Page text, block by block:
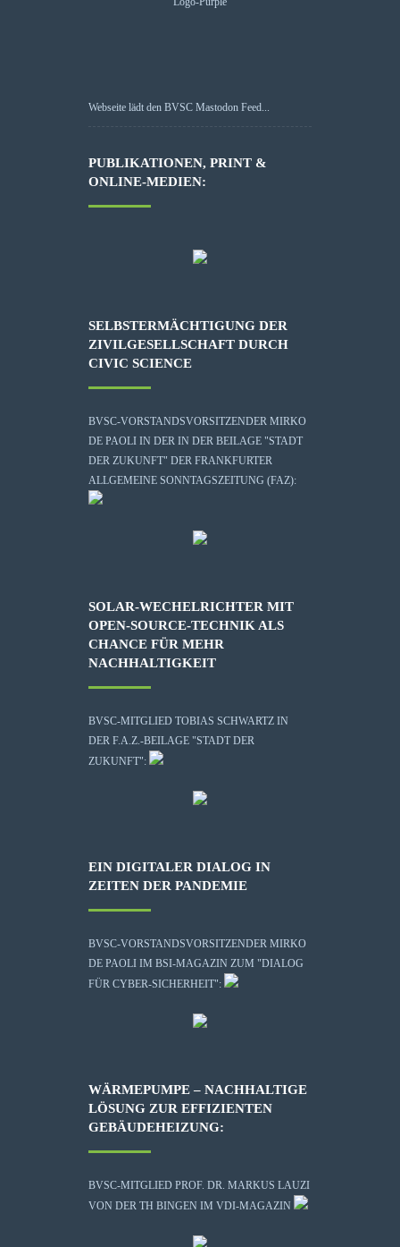
Webseite lädt den BVSC Mastodon Feed...
PUBLIKATIONEN, PRINT &
ONLINE-MEDIEN:
SELBSTERMÄCHTIGUNG DER
ZIVILGESELLSCHAFT DURCH
CIVIC SCIENCE
BVSC-VORSTANDSVORSITZENDER MIRKO
DE PAOLI IN DER IN DER BEILAGE "STADT
DER ZUKUNFT" DER FRANKFURTER
ALLGEMEINE SONNTAGSZEITUNG (FAZ):
SOLAR-WECHELRICHTER MIT
OPEN-SOURCE-TECHNIK ALS
CHANCE FÜR MEHR
NACHHALTIGKEIT
BVSC-MITGLIED TOBIAS SCHWARTZ IN
DER F.A.Z.-BEILAGE "STADT DER
ZUKUNFT":
EIN DIGITALER DIALOG IN
ZEITEN DER PANDEMIE
BVSC-VORSTANDSVORSITZENDER MIRKO
DE PAOLI IM BSI-MAGAZIN ZUM "DIALOG
FÜR CYBER-SICHERHEIT":
WÄRMEPUMPE – NACHHALTIGE
LÖSUNG ZUR EFFIZIENTEN
GEBÄUDEHEIZUNG:
BVSC-MITGLIED PROF. DR. MARKUS LAUZI
VON DER TH BINGEN IM VDI-MAGAZIN